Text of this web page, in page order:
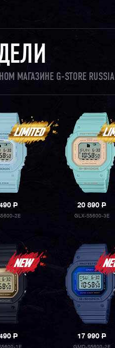
МАГАЗИНЕ G-STORE RUSSIA
P
2E
20 890P
GLX-S5600-3E
P
1E
17 990P
GMD-S5600-2E